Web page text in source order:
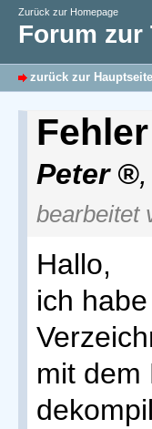
Zurück zur Homepage
Forum
zurück zur Hauptseite
Peter ,
bearbeitet
Hallo,
ich
mit dem